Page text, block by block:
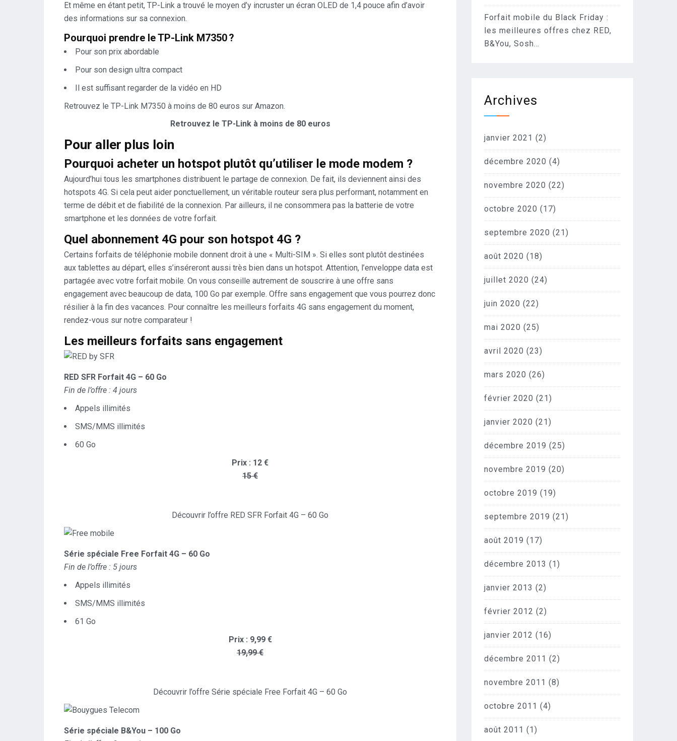
Et même en étant petit, TP-Link a trouvé le moyen d’y incruster un écran OLED de 1,4 pouce afin d’avoir
des informations sur sa connexion.
Pourquoi prendre le TP-Link M7350 ?
Pour son prix abordable
Pour son design ultra compact
Il est suffisant regarder de la vidéo en HD
Retrouvez le TP-Link M7350 à moins de 80 euros sur Amazon.
Retrouvez le TP-Link à moins de 80 euros
Pour aller plus loin
Pourquoi acheter un hotspot plutôt qu’utiliser le mode modem ?
Aujourd’hui tous les smartphones distribuent le partage de connexion. De fait, ils deviennent ainsi des
hotspots 4G. Si cela peut aider ponctuellement, un véritable routeur sera plus performant, notamment en
terme de débit et de fiabilité de la connexion. Par ailleurs, il ne consommera pas la batterie de votre
smartphone et les données de votre forfait.
Quel abonnement 4G pour son hotspot 4G ?
Certains forfaits de téléphonie mobile donnent droit à une « Multi-SIM ». Si elles sont plutôt destinées
aux tablettes au départ, elles s’inséreront aussi très bien dans un hotspot. Attention, l’enveloppe data est
partagée avec votre forfait mobile. On vous conseille autrement de souscrire à une offre sans
engagement avec beaucoup de data, 100 Go par exemple. Offre sans engagement que vous pourrez donc
résilier à la fin des vacances. Pour connaître les meilleurs forfaits 4G sans engagement du moment,
rendez-vous sur notre comparateur !
Les meilleurs forfaits sans engagement
RED SFR Forfait 4G – 60 Go
Fin de l’offre : 4 jours
Appels illimités
SMS/MMS illimités
60 Go
Prix : 12 €
15 €
Découvrir l’offre RED SFR Forfait 4G – 60 Go
Série spéciale Free Forfait 4G – 60 Go
Fin de l’offre : 5 jours
Appels illimités
SMS/MMS illimités
61 Go
Prix : 9,99 €
19,99 €
Découvrir l’offre Série spéciale Free Forfait 4G – 60 Go
Série spéciale B&You – 100 Go
Forfait mobile du Black Friday :
les meilleures offres chez RED,
B&You, Sosh…
Archives
janvier 2021 (2)
décembre 2020 (4)
novembre 2020 (22)
octobre 2020 (17)
septembre 2020 (21)
août 2020 (18)
juillet 2020 (24)
juin 2020 (22)
mai 2020 (25)
avril 2020 (23)
mars 2020 (26)
février 2020 (21)
janvier 2020 (21)
décembre 2019 (25)
novembre 2019 (20)
octobre 2019 (19)
septembre 2019 (21)
août 2019 (17)
décembre 2013 (1)
janvier 2013 (2)
février 2012 (2)
janvier 2012 (16)
décembre 2011 (2)
novembre 2011 (8)
octobre 2011 (4)
août 2011 (1)